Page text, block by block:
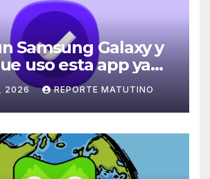
Samsung Galaxy y
uso esta app ya
olvidan mis
2026 REPORTE MATUTINO